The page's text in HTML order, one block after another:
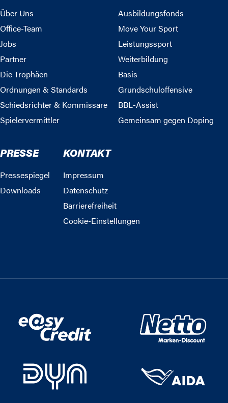
Über Uns
Office-Team
Jobs
Partner
Die Trophäen
Ordnungen & Standards
Schiedsrichter & Kommissare
Spielervermittler
Ausbildungsfonds
Move Your Sport
Leistungssport
Weiterbildung
Basis
Grundschuloffensive
BBL-Assist
Gemeinsam gegen Doping
PRESSE
Pressespiegel
Downloads
KONTAKT
Impressum
Datenschutz
Barrierefreiheit
Cookie-Einstellungen